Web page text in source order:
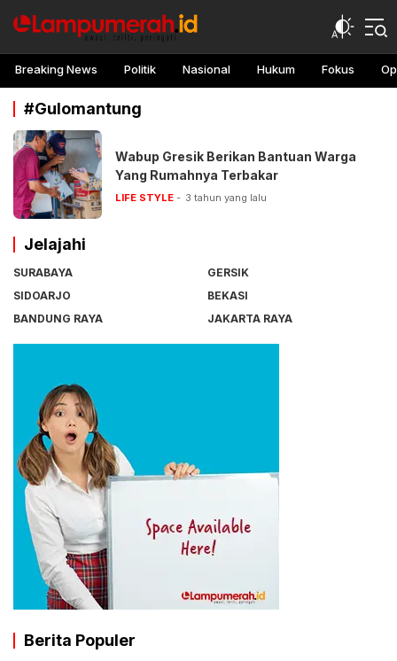
lampu merah
Awasi, teliti, peringati
Breaking News Politik Nasional Hukum Fokus
#Gulomantung
Wabup Gresik Berikan Bantuan Warga
Yang Rumahnya Terbakar
LIFE STYLE 3 tahun yang lalu
Jelajahi
SURABAYA
GERSIK
SIDOARJO
BEKASI
BANDUNG RAYA
JAKARTA RAYA
Berita Populer